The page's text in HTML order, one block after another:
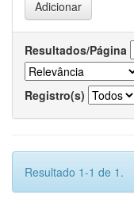
Resultados/Página
Registro(s)
Resultado 1-1 de 1.